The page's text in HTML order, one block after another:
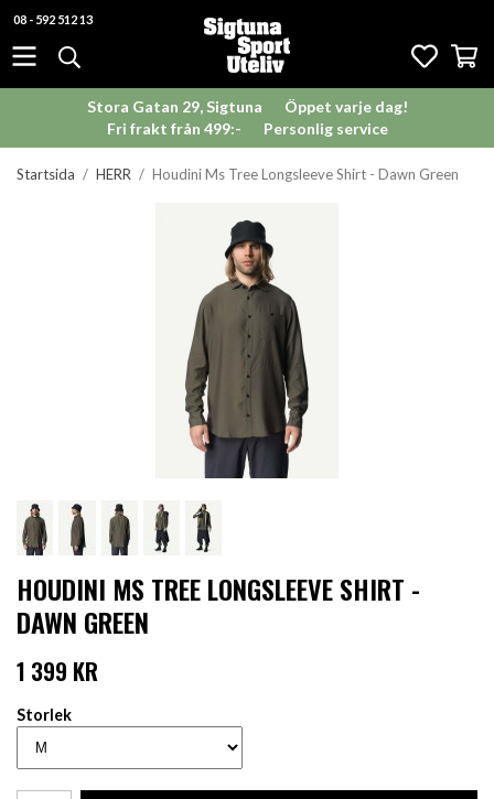
08 - 592 512 13
Stora Gatan 29, Sigtuna
Öppet varje dag!
Fri frakt från 499:-
Personlig service
Startsida / HERR / Houdini Ms Tree Longsleeve Shirt - Dawn Green
HOUDINI MS TREE LONGSLEEVE SHIRT -
DAWN GREEN
1 399 KR
Storlek